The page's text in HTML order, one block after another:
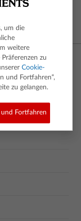
Incorporated.
um die
weitere
zu
Cookie-
und Fortfahren“,
zu gelangen.
Fortfahren